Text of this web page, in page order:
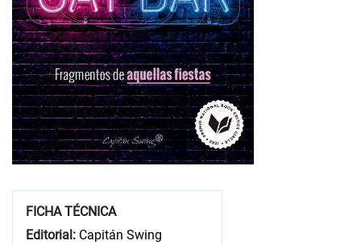
FICHA TÉCNICA
Editorial: Capitán Swing